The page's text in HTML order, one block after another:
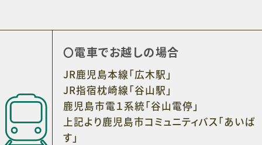
電車でお越しの場合
JR鹿児島本線「広木駅」
JR指宿枕崎線「谷山駅」
鹿児島市電１系統「谷山電停」
上記より鹿児島市コミュニティバス「あいば
す」